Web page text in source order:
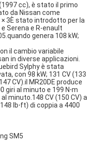
(1997 cc), è stato il primo
da Nissan come
× 3È stato introdotto per la
Serena e R-enault
genera 108 kW;
il cambio variabile
in diverse applicazioni.
Sylphy è stata
con 98 kW; 131 CV (133
CV).il MR20DE produce
giri al minuto e 199 N⋅m
minuto.148 CV (150 CV) a
lb⋅ft) di coppia a 4400
SM5